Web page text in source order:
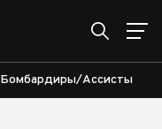
Бомбардиры/Ассисты